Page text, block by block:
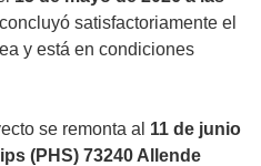
satisfactoriamente el
y está en condiciones
se remonta al 11 de junio
(PHS) 73240 Allende